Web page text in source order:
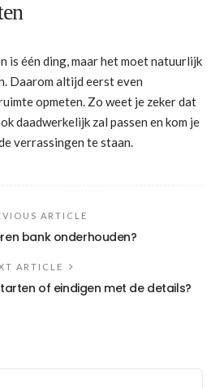
is één ding, maar het moet natuurlijk
Daarom altijd eerst even
opmeten. Zo weet je zeker dat
daadwerkelijk zal passen en kom je
verrassingen te staan.
ARTICLE
bank onderhouden?
ARTICLE
of eindigen met de details?